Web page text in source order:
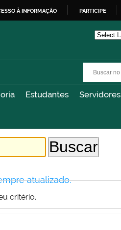
À INFORMAÇÃO PARTICIPE
Estudantes Servidores
atualizado.
critério.